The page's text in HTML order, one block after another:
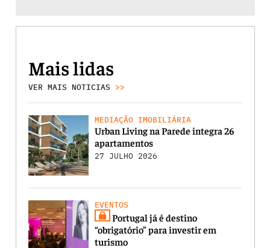
Mais lidas
VER MAIS NOTICIAS >>
MEDIAÇÃO IMOBILIÁRIA
Urban Living na Parede integra 26
apartamentos
27 JULHO 2026
EVENTOS
Portugal já é destino
“obrigatório” para investir em
turismo